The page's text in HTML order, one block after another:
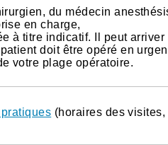
du médecin
en charge,
à titre indicatif. Il peut
doit être opéré en
votre plage opératoire.
(horaires des